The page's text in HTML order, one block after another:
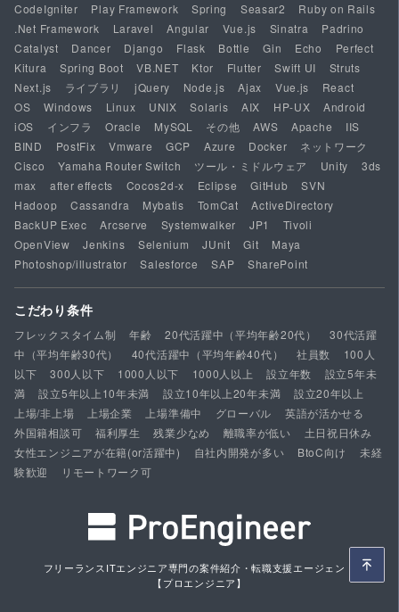
CodeIgniter
Play Framework Spring Seasar2
Ruby on Rails
.Net Framework
Laravel Angular Vue.js Sinatra
Padrino
Catalyst
Dancer Django Flask Bottle Gin Echo
Perfect
Kitura
Spring Boot VB.NET Ktor Flutter Swift UI
Struts
Next.js
ライブラリ jQuery Node.js Ajax Vue.js
React
OS
Windows Linux UNIX Solaris AIX HP-UX
Android
iOS
インフラ Oracle MySQL その他 AWS Apache
IIS
BIND
PostFix Vmware GCP Azure Docker
ネットワーク
Cisco
Yamaha Router Switch ツール・ミドルウェア Unity
3ds
max
after effects Cocos2d-x Eclipse GitHub
SVN
Hadoop
Cassandra Mybatis TomCat
ActiveDirectory
BackUP Exec
Arcserve Systemwalker JP1
Tivoli
OpenView
Jenkins Selenium JUnit Git
Maya
Photoshop/illustrator
Salesforce SAP SharePoint
こだわり条件
フレックスタイム制 年齢 20代活躍中（平均年齢20代）
30代活躍
中（平均年齢30代）
40代活躍中（平均年齢40代） 社員数
100人
以下
300人以下 1000人以下 1000人以上 設立年数
設立5年未
満
設立5年以上10年未満 設立10年以上20年未満
設立20年以上
上場/非上場
上場企業 上場準備中 グローバル
英語が活かせる
外国籍相談可
福利厚生 残業少なめ 離職率が低い
土日祝日休み
女性エンジニアが在籍(or活躍中)
自社内開発が多い BtoC向け
未経
験歓迎
リモートワーク可
フリーランスITエンジニア専門の案件紹介・転職支援エージェント
【プロエンジニア】